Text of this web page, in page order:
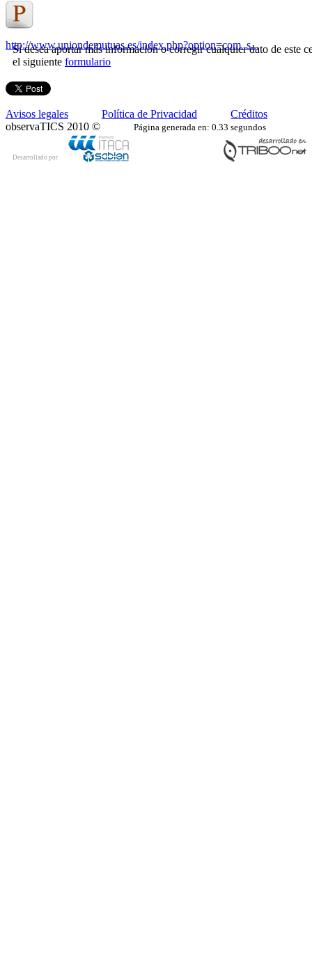
http://www.uniondemutuas.es/index.php?option=com_s...
Si desea aportar más información o corregir cualquier dato de este
el siguiente formulario
Avisos legales Política de Privacidad
Créditos
observaTICS 2010 ©
Página generada en: 0.33 segundos
Desarrollado por